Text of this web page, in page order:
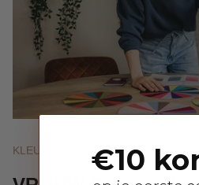
KLEURENANALYSE€10